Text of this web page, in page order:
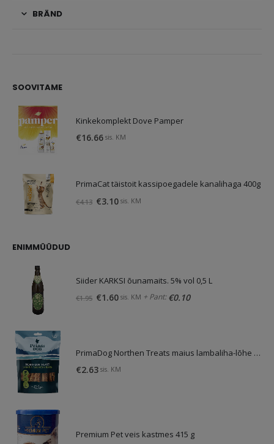
BRÄND
SOOVITAME
Kinkekomplekt Dove Pamper
€16.66 sis. KM
PrimaCat täistoit kassipoegadele kanalihaga 400g
€4.13 Algne
€3.10Praegune
sis. KM
ENIMMÜÜDUD
Siider KARKSI õunamaits. 5% vol 0,5 L
€1.95 Algne
€1.60Praegune
sis. KM + Pant:€0.10
PrimaDog Northen Treats maius lambaliha-lõhe 80g
€2.63 sis. KM
Premium Pet veis kastmes 415 g